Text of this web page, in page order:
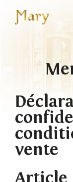
Mary
vente
Article